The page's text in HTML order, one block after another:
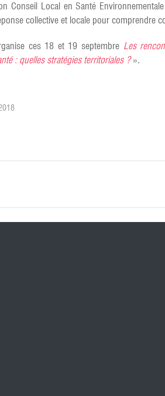
Conseil Local en Santé
collective et locale pour comprendre
ces 18 et 19 septembre Les
: quelles stratégies territoriales ?».